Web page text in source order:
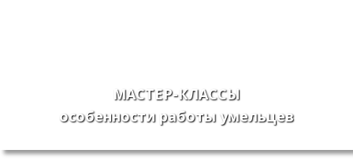
МАСТЕР-КЛАССЫ
особенности работы умельцев